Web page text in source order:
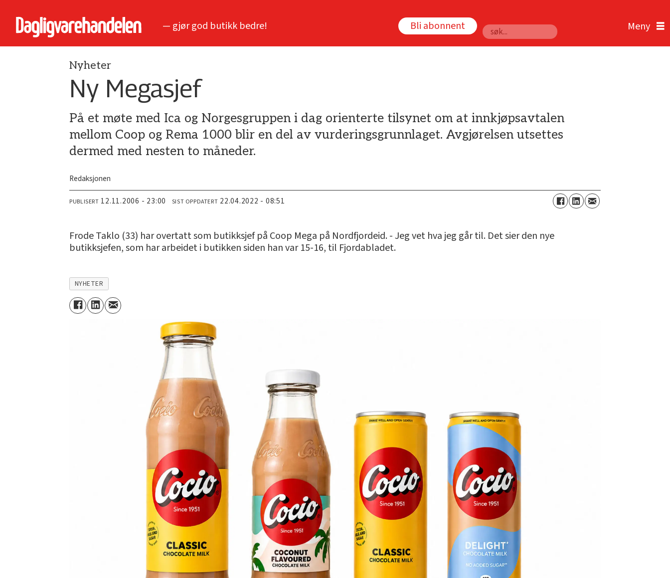
— gjør god butikk bedre! Bli abonnent
Søk
Nyheter
Ny Megasjef
På et møte med Ica og Norgesgruppen i dag orienterte tilsynet om at innkjøpsavtalen
mellom Coop og Rema 1000 blir en del av vurderingsgrunnlaget. Avgjørelsen utsettes
dermed med nesten to måneder.
Redaksjonen
PUBLISERT 12.11.2006 - 23:00 SIST OPPDATERT 22.04.2022 - 08:51
Frode Taklo (33) har overtatt som butikksjef på Coop Mega på Nordfjordeid. - Jeg vet hva jeg går til. Det sier den nye
butikksjefen, som har arbeidet i butikken siden han var 15-16, til Fjordabladet.
NYHETER